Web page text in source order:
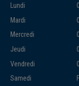
Lundi
Mardi
Mercredi
Jeudi
Vendredi
Samedi